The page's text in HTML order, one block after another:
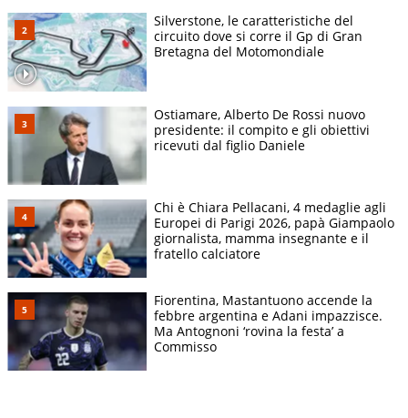
Silverstone, le caratteristiche del
circuito dove si corre il Gp di Gran
Bretagna del Motomondiale
Ostiamare, Alberto De Rossi nuovo
presidente: il compito e gli obiettivi
ricevuti dal figlio Daniele
Chi è Chiara Pellacani, 4 medaglie agli
Europei di Parigi 2026, papà Giampaolo
giornalista, mamma insegnante e il
fratello calciatore
Fiorentina, Mastantuono accende la
febbre argentina e Adani impazzisce.
Ma Antognoni ‘rovina la festa’ a
Commisso